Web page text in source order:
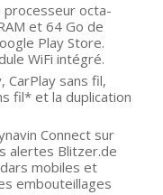
processeur octa-
et 64 Go de
Play Store.
WiFi intégré.
CarPlay sans fil,
fil* et la duplication
Connect sur
alertes Blitzer.de
mobiles et
embouteillages